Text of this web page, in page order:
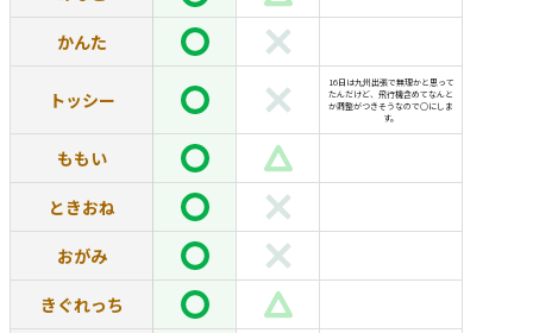
かんた
トッシー
16日は九州出張で無理かと思って
たんだけど、飛行機含めてなんと
か調整がつきそうなので○にしま
す。
ももい
ときおね
おがみ
きぐれっち